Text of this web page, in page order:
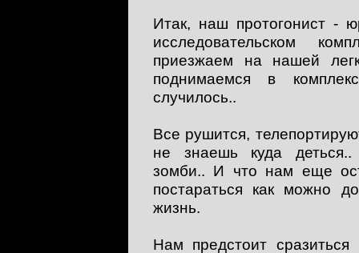
Итак, наш протогонист -
исследовательском
приезжаем на нашей
поднимаемся в
случилось..
Все рушится,
не знаешь куда
зомби.. И что нам еще
постараться как можно
жизнь.
Нам предстоит